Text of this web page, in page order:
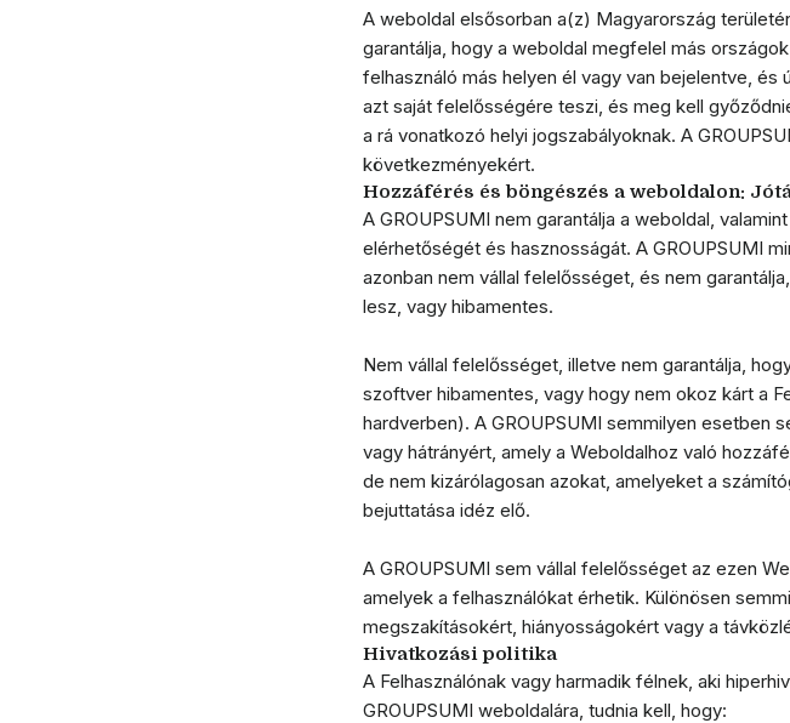
A weboldal elsősorban a(z) Magyarország
garantálja, hogy a weboldal megfelel más
felhasználó más helyen él vagy van bejelentve,
azt saját felelősségére teszi, és meg kell
a rá vonatkozó helyi jogszabályoknak. A
következményekért.
Hozzáférés és böngészés a weboldalon:
A GROUPSUMI nem garantálja a weboldal,
elérhetőségét és hasznosságát. A GROUPSUMI
azonban nem vállal felelősséget, és nem
lesz, vagy hibamentes.
Nem vállal felelősséget, illetve nem garantálja,
szoftver hibamentes, vagy hogy nem okoz kárt a
hardverben). A GROUPSUMI semmilyen esetben
vagy hátrányért, amely a Weboldalhoz való
de nem kizárólagosan azokat, amelyeket a
bejuttatása idéz elő.
A GROUPSUMI sem vállal felelősséget az ezen
amelyek a felhasználókat érhetik. Különösen
megszakításokért, hiányosságokért vagy a
Hivatkozási politika
A Felhasználónak vagy harmadik félnek, aki
GROUPSUMI weboldalára, tudnia kell, hogy: